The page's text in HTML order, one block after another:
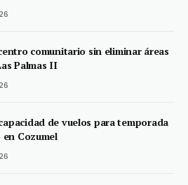
comunitario sin eliminar áreas
Palmas II
de vuelos para temporada
Cozumel